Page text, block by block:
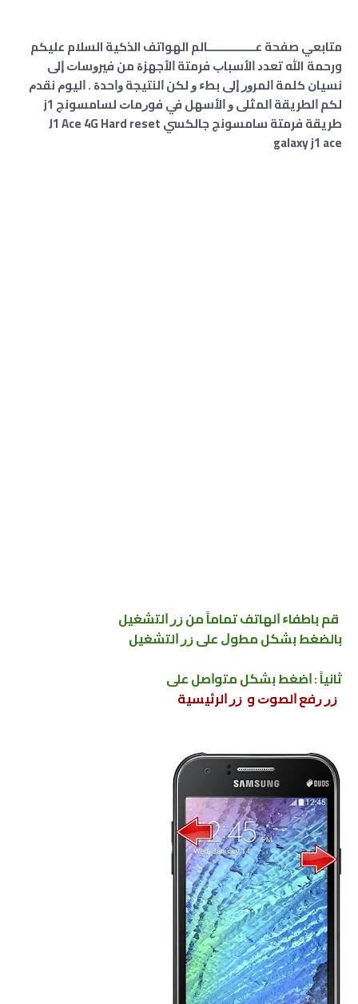
متابعي صفحة عـــــــــــــــﺎلم الهواتف الذكية السلام عليكم
ورحمة الله ﺗﻌﺪﺩ ﺍﻷﺳﺒﺎﺏ ﻓﺮﻣﺘﺔ ﺍﻷﺟﻬﺰﺓ ﻣﻦ ﻓﻴﺮﻭﺳﺎﺕ ﺇﻟﻰ
ﻧﺴﻴﺎﻥ ﻛﻠﻤﺔ ﺍﻟﻤﺮﻭﺭ ﺇﻟﻰ ﺑﻂﺀ ﻭ ﻟﻜﻦ ﺍﻟﻨﺘﻴﺠﺔ ﻭﺍﺣﺪﺓ . ﺍﻟﻴﻮﻡ ﻧﻘﺪﻡ
ﻟﻜﻢ ﺍﻟﻄﺮﻳﻘﺔ ﺍﻟﻤﺜﻠﻰ ﻭ ﺍﻷﺳﻬﻞ ﻓﻲ ﻓﻮﺭﻣﺎﺕ ﻟﺴﺎﻣﺴﻮﻧﺞ j1
ﻃﺮﻳﻘﺔ ﻓﺮﻣﺘﺔ ﺳﺎﻣﺴﻮﻧﺞ ﺟﺎﻟﻜﺴﻲ J1 Ace 4G Hard reset
galaxy j1 ace
ﻗﻢ ﺑﺎﻃﻔﺎﺀ ﺍﻟﻬﺎﺗﻒ ﺗﻤﺎﻣﺎً ﻣﻦ ﺯﺭ ﺍﻟﺘﺸﻐﻴﻞ
ﺑﺎﻟﻀﻐﻂ ﺑﺸﻜﻞ ﻣﻄﻮﻝ ﻋﻠﻰ ﺯﺭ ﺍﻟﺘﺸﻐﻴﻞ
ﺛﺎﻧﻴﺎً : ﺍﺿﻐﻂ ﺑﺸﻜﻞ ﻣﺘﻮﺍﺻﻞ ﻋﻠﻰ
ﺯﺭ ﺭﻓﻊ ﺍﻟﺼﻮﺕ و ﺯﺭ ﺍﻟﺮﺋﻴﺴﻴﺔ